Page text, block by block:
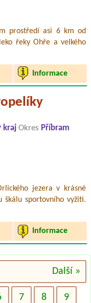
prostředí asi 6 km od
řeky Ohře a velkého
Informace
kraj Okres Příbram
jezera v krásné
škálu sportovního vyžití.
Informace
Další »
7 8 9